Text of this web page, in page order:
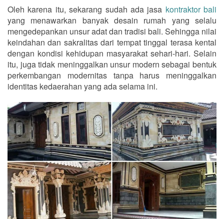
Oleh karena itu, sekarang sudah ada jasa kontraktor bali
yang menawarkan banyak desain rumah yang selalu
mengedepankan unsur adat dan tradisi bali. Sehingga nilai
keindahan dan sakralitas dari tempat tinggal terasa kental
dengan kondisi kehidupan masyarakat sehari-hari. Selain
itu, juga tidak meninggalkan unsur modern sebagai bentuk
perkembangan modernitas tanpa harus meninggalkan
identitas kedaerahan yang ada selama ini.